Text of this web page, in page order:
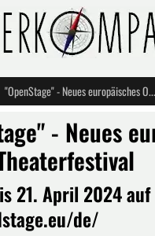
"OpenStage" - Neues europäisches Online-Theaterfestival
- Neues
21. April 2024 auf
de/